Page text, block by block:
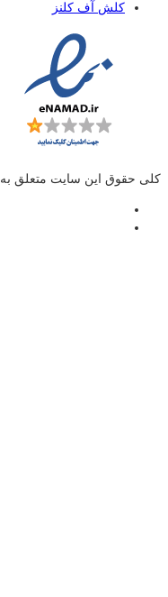
کلش آف کلنز
کلی حقوق این سایت متعلق به